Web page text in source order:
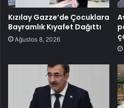
Kızılay Gazze’de Çocuklara
Bayramlık Kıyafet Dağıttı
Ağustos 8, 2026